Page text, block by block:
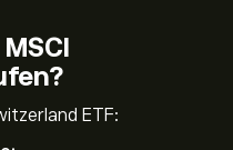
ETF: